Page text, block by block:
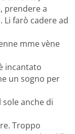
prendere a
Li farò cadere ad
mme vène
incantato
un sogno per
anche di
Troppo